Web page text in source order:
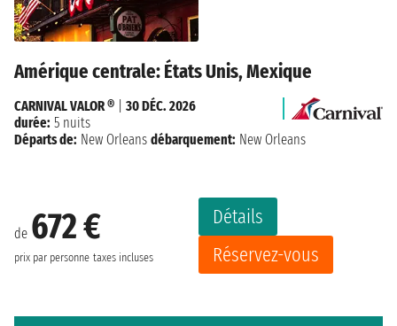
Amérique centrale: États Unis, Mexique
de 672 €
prix par personne taxes incluses
Détails
Réservez-vous
CARNIVAL VALOR ®
30 DÉC. 2026
durée: 5 nuits
Départs de: New Orleans débarquement: New Orleans